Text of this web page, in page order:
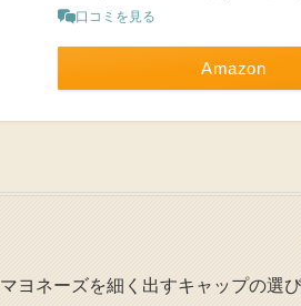
口コミを見る
Amazon
マヨネーズを細く出すキャップの選